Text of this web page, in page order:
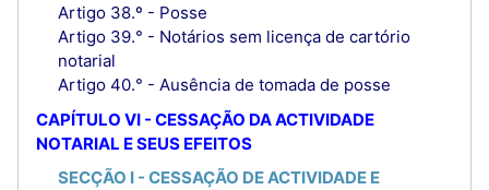
Artigo 38.º - Posse
Artigo 39.° - Notários sem licença de cartório
notarial
Artigo 40.° - Ausência de tomada de posse
CAPÍTULO VI - CESSAÇÃO DA ACTIVIDADE
NOTARIAL E SEUS EFEITOS
SECÇÃO I - CESSAÇÃO DE ACTIVIDADE E